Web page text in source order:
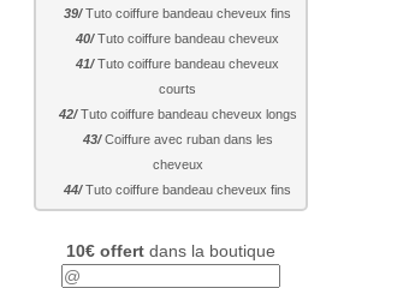
Tuto coiffure bandeau cheveux fins
Tuto coiffure bandeau cheveux
Tuto coiffure bandeau cheveux
courts
Tuto coiffure bandeau cheveux longs
Coiffure avec ruban dans les
cheveux
Tuto coiffure bandeau cheveux fins
10€ offert dans la boutique